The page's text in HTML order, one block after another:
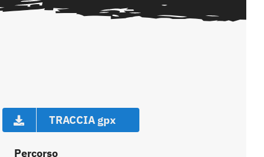
TRACCIA gpx
Percorso